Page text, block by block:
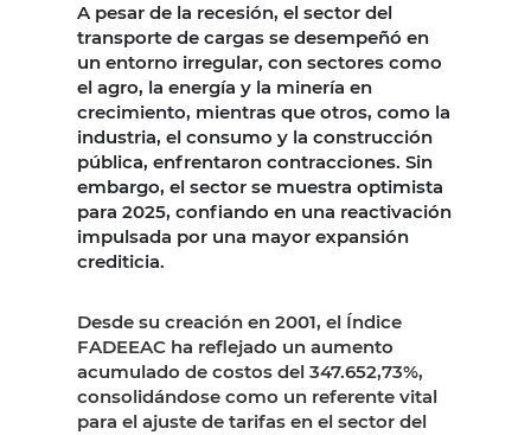
A pesar de la recesión, el sector del
transporte de cargas se desempeñó en
un entorno irregular, con sectores como
el agro, la energía y la minería en
crecimiento, mientras que otros, como la
industria, el consumo y la construcción
pública, enfrentaron contracciones. Sin
embargo, el sector se muestra optimista
para 2025, confiando en una reactivación
impulsada por una mayor expansión
crediticia.
Desde su creación en 2001, el Índice
FADEEAC ha reflejado un aumento
acumulado de costos del 347.652,73%,
consolidándose como un referente vital
para el ajuste de tarifas en el sector del